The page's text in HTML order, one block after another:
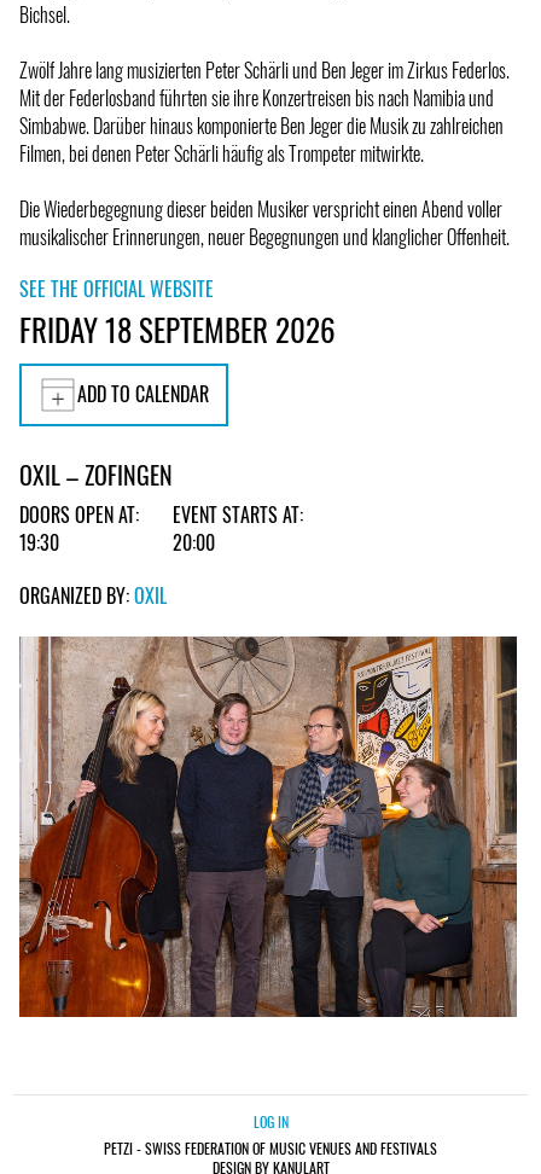
Bichsel.
Zwölf Jahre lang musizierten Peter Schärli und Ben Jeger im Zirkus Federlos.
Mit der Federlosband führten sie ihre Konzertreisen bis nach Namibia und
Simbabwe. Darüber hinaus komponierte Ben Jeger die Musik zu zahlreichen
Filmen, bei denen Peter Schärli häufig als Trompeter mitwirkte.
Die Wiederbegegnung dieser beiden Musiker verspricht einen Abend voller
musikalischer Erinnerungen, neuer Begegnungen und klanglicher Offenheit.
SEE THE OFFICIAL WEBSITE
FRIDAY 18 SEPTEMBER 2026
ADD TO CALENDAR
OXIL – ZOFINGEN
DOORS OPEN AT:
19:30
EVENT STARTS AT:
20:00
ORGANIZED BY:OXIL
LOG IN
PETZI - SWISS FEDERATION OF MUSIC VENUES AND FESTIVALS
DESIGN BY KANULART